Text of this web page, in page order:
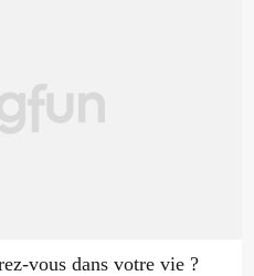
vous dans votre vie ?